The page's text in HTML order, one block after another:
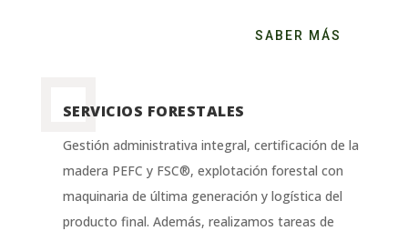
SABER MÁS
SERVICIOS FORESTALES
Gestión administrativa integral, certificación de la
madera PEFC y FSC®, explotación forestal con
maquinaria de última generación y logística del
producto final. Además, realizamos tareas de